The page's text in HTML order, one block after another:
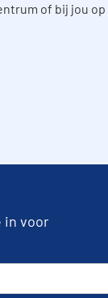
of bij jou op
in voor